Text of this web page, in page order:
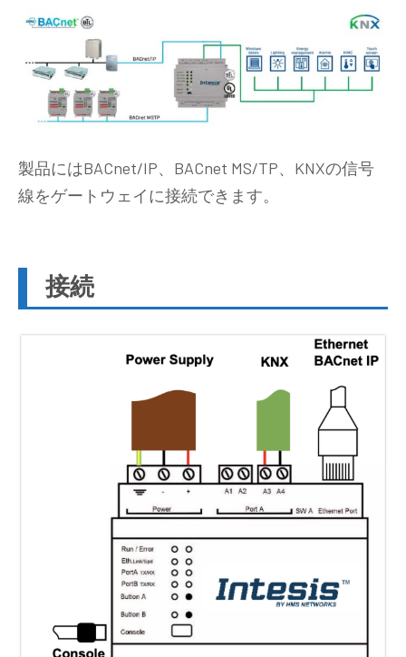
製品にはBACnet/IP、BACnet MS/TP、KNXの信号
線をゲートウェイに接続できます。
接続